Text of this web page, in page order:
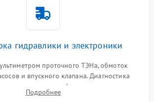
гидравлики и электроники
проточного ТЭНа, обмоток
и впускного клапана. Диагностика
уровня воды), датчика мутности,
и электронного модуля управления.
Подробнее